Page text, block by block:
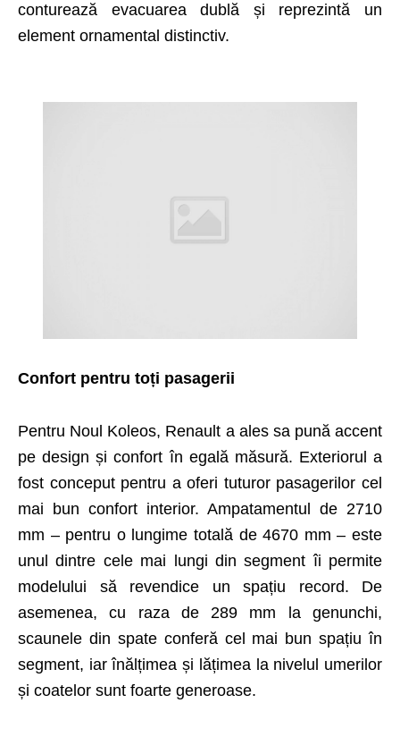
conturează evacuarea dublă și reprezintă un
element ornamental distinctiv.
Confort pentru toți pasagerii
Pentru Noul Koleos, Renault a ales sa pună accent
pe design și confort în egală măsură. Exteriorul a
fost conceput pentru a oferi tuturor pasagerilor cel
mai bun confort interior. Ampatamentul de 2710
mm – pentru o lungime totală de 4670 mm – este
unul dintre cele mai lungi din segment îi permite
modelului să revendice un spațiu record. De
asemenea, cu raza de 289 mm la genunchi,
scaunele din spate conferă cel mai bun spațiu în
segment, iar înălțimea și lățimea la nivelul umerilor
și coatelor sunt foarte generoase.